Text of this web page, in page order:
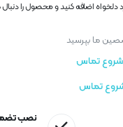
اضافه کنید و محصول را دنبال
ما بپرسید
شروع تماس
تماس
نصب